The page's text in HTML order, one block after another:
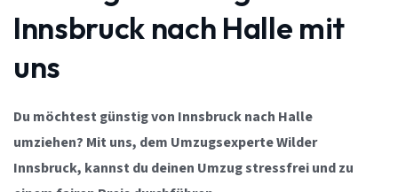
Innsbruck nach Halle mit
uns
Du möchtest günstig von Innsbruck nach Halle
umziehen? Mit uns, dem Umzugsexperte Wilder
Innsbruck, kannst du deinen Umzug stressfrei und zu